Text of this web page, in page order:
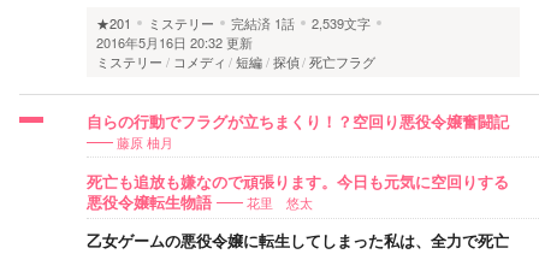
★201
ミステリー 完結済 1話
2,539文字
2016年5月16日 20:32 更新
ミステリー
コメディ 短編 探偵 死亡フラグ
自らの行動でフラグが立ちまくり！？空回り悪役令嬢奮闘記
藤原 柚月
死亡も追放も嫌なので頑張ります。今日も元気に空回りする
悪役令嬢転生物語
花里 悠太
乙女ゲームの悪役令嬢に転生してしまった私は、全力で死亡